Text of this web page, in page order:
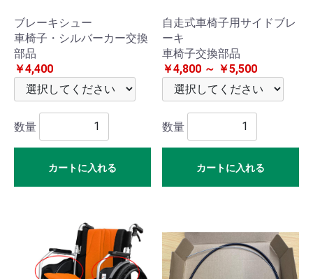
リ
シ
ー
振
込
先・
引
ブレーキシュー
車椅子・シルバーカー交換
部品
￥4,400
数量
カートに入れる
自走式車椅子用サイドブレ
ーキ
車椅子交換部品
￥4,800 ～ ￥5,500
数量
カートに入れる